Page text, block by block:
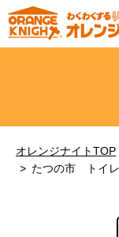
オレンジナイトTOP
たつの市 トイ